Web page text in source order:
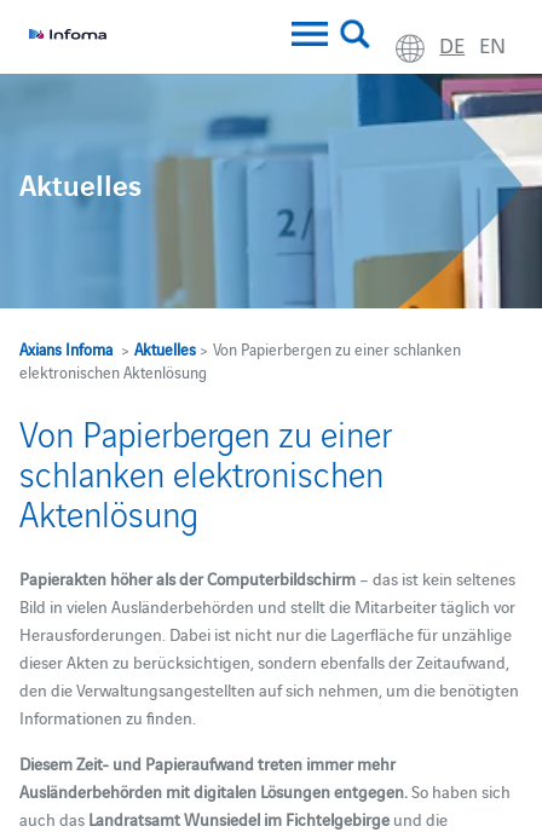
DE EN
Aktuelles
Axians Infoma> Aktuelles> Von Papierbergen zu einer schlanken
elektronischen Aktenlösung
Von Papierbergen zu einer
schlanken elektronischen
Aktenlösung
Papierakten höher als der Computerbildschirm– das ist kein seltenes
Bild in vielen Ausländerbehörden und stellt die Mitarbeiter täglich vor
Herausforderungen. Dabei ist nicht nur die Lagerfläche für unzählige
dieser Akten zu berücksichtigen, sondern ebenfalls der Zeitaufwand,
den die Verwaltungsangestellten auf sich nehmen, um die benötigten
Informationen zu finden.
Diesem Zeit- und Papieraufwand treten immer mehr
Ausländerbehörden mit digitalen Lösungen entgegen.So haben sich
auch das Landratsamt Wunsiedel im Fichtelgebirge und die